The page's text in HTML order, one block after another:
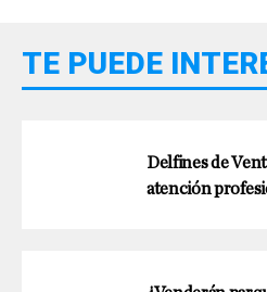
TE PUEDE
Delfines de
atención